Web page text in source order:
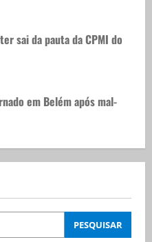
sai da pauta da CPMI do
em Belém após mal-
PESQUISAR